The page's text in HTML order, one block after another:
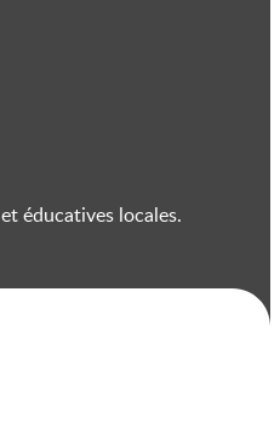
éducatives locales.